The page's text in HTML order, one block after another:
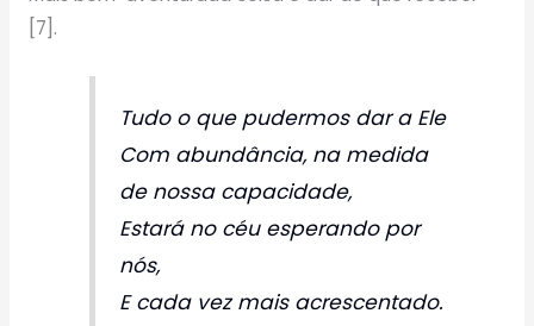
[7].
Tudo o que pudermos dar a Ele
Com abundância, na medida
de nossa capacidade,
Estará no céu esperando por
nós,
E cada vez mais acrescentado.